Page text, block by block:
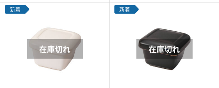
新着 新着